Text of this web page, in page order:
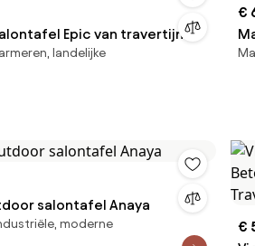
Epic van travertijn
landelijke
€
salontafel Anaya
moderne
€